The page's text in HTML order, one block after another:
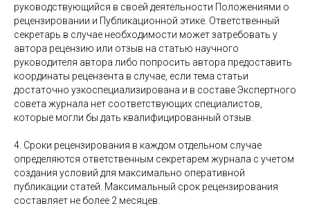
руководствующийся в своей деятельности Положениями о
рецензировании и Публикационной этике. Ответственный
секретарь в случае необходимости может затребовать у
автора рецензию или отзыв на статью научного
руководителя автора либо попросить автора предоставить
координаты рецензента в случае, если тема статьи
достаточно узкоспециализирована и в составе Экспертного
совета журнала нет соответствующих специалистов,
которые могли бы дать квалифицированный отзыв.
4. Сроки рецензирования в каждом отдельном случае
определяются ответственным секретарем журнала с учетом
создания условий для максимально оперативной
публикации статей. Максимальный срок рецензирования
составляет не более 2 месяцев.